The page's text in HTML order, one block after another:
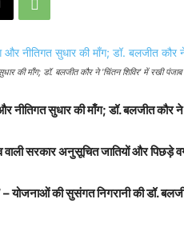
की माँग; डॉ. बलजीत कौर ने 'चिंतन शिविर' में रखी
नीतिगत सुधार की माँग; डॉ. बलजीत कौर
सरकार अनुसूचित जातियों और पिछड़े
की सुसंगत निगरानी की डॉ. बलजीत